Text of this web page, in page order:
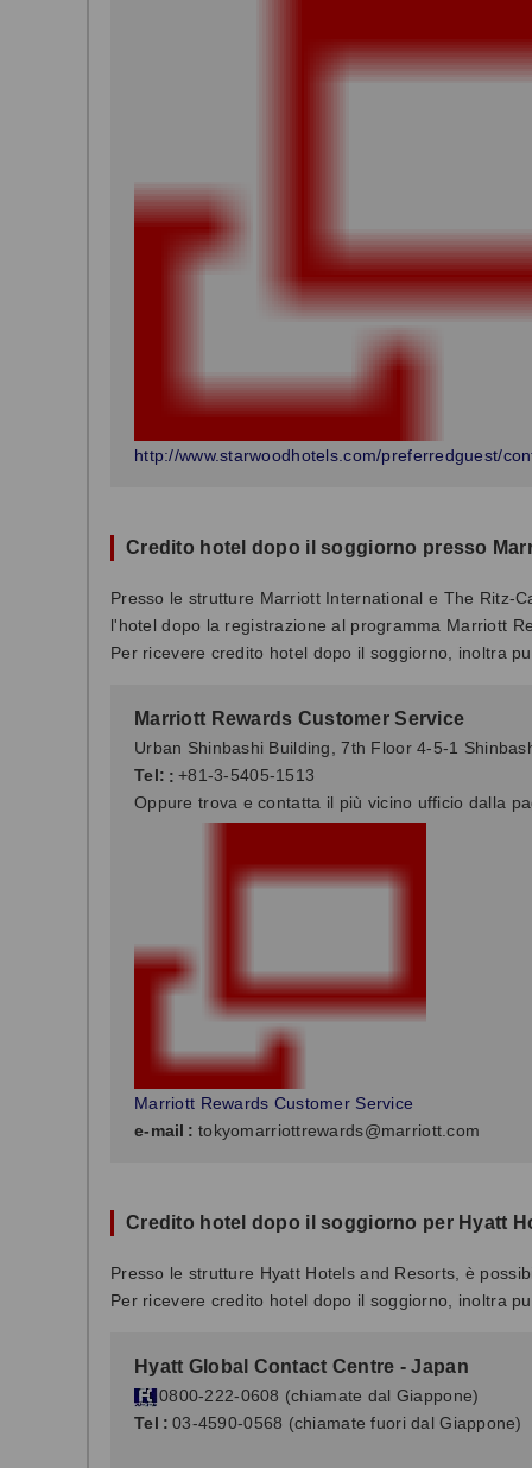
http://www.starwoodhotels.com/preferredguest/
Credito hotel dopo il soggiorno presso
Presso le strutture Marriott International e The Ritz-
l'hotel dopo la registrazione al programma Marriott
Per ricevere credito hotel dopo il soggiorno, inoltra
Marriott Rewards Customer Service
Urban Shinbashi Building, 7th Floor 4-5-1
Tel: : +81-3-5405-1513
Oppure trova e contatta il più vicino ufficio dalla
Marriott Rewards Customer Service
e-mail : tokyomarriottrewards@marriott.com
Credito hotel dopo il soggiorno per Hyatt
Presso le strutture Hyatt Hotels and Resorts, è
Per ricevere credito hotel dopo il soggiorno, inoltra
Hyatt Global Contact Centre - Japan
0800-222-0608 (chiamate dal Giappone)
Tel : 03-4590-0568 (chiamate fuori dal Giappone)